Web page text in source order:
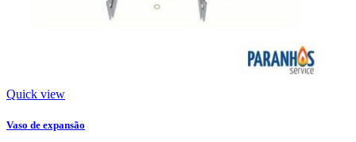
Quick view
Vaso de expansão